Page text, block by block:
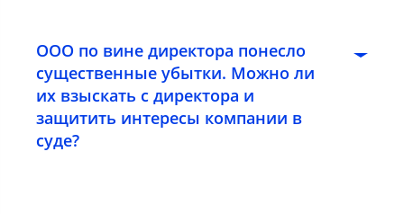
ООО по вине директора понесло
существенные убытки. Можно ли
их взыскать с директора и
защитить интересы компании в
суде?